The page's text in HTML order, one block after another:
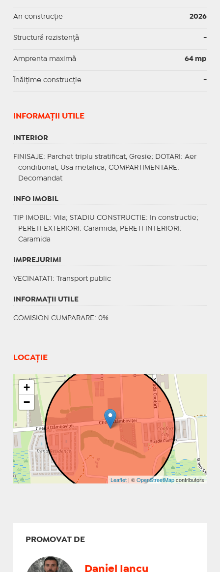
An construcție 2026
Structură rezistență -
Amprenta maximă 64 mp
Înălțime construcție -
INFORMAŢII UTILE
INTERIOR
FINISAJE : Parchet triplu stratificat, Gresie; DOTARI : Aer
conditionat, Usa metalica; COMPARTIMENTARE :
Decomandat
INFO IMOBIL
TIP IMOBIL : Vila; STADIU CONSTRUCTIE : In constructie;
PERETI EXTERIORI : Caramida; PERETI INTERIORI :
Caramida
IMPREJURIMI
VECINATATI : Transport public
INFORMAŢII UTILE
COMISION CUMPARARE: 0%
LOCAȚIE
+
−
Leaflet | ©OpenStreetMapcontributors
PROMOVAT DE
Daniel Iancu